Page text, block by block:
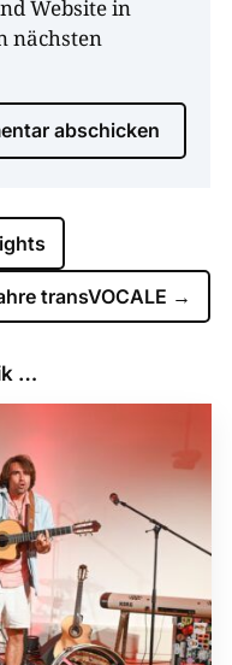
Website in
nächsten
abschicken
transVOCALE →
…